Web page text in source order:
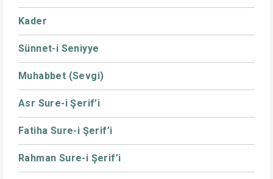
Kader
Sünnet-i Seniyye
Muhabbet (Sevgi)
Asr Sure-i Şerif’i
Fatiha Sure-i Şerif’i
Rahman Sure-i Şerif’i